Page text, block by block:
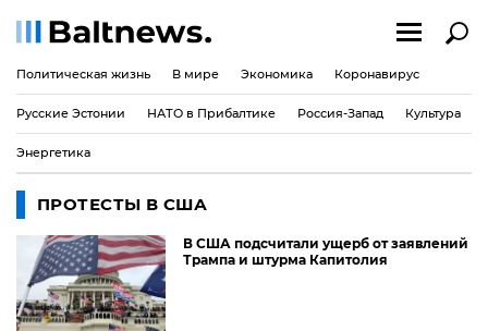
Политическая жизнь В мире Экономика Коронавирус
Русские Эстонии НАТО в Прибалтике Россия-Запад Культура
Энергетика
ПРОТЕСТЫ В США
В США подсчитали ущерб от заявлений
Трампа и штурма Капитолия